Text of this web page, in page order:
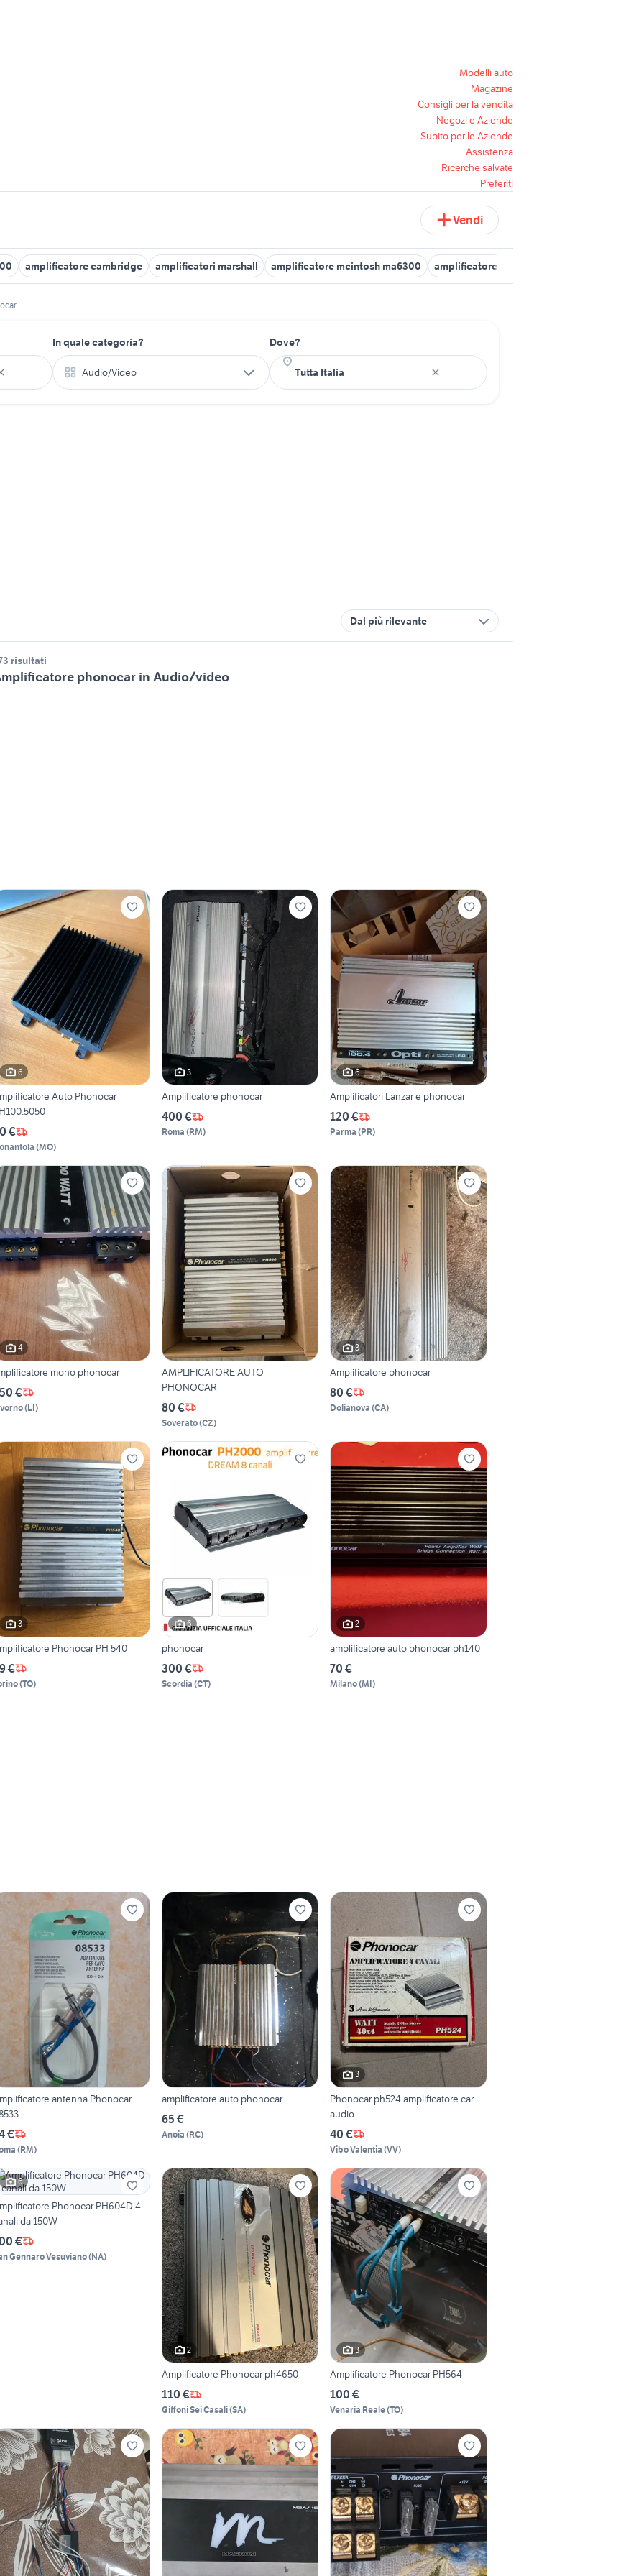
Modelli auto
Magazine
Consigli per la vendita
Negozi e Aziende
Subito per le Aziende
Assistenza
Ricerche salvate
Preferiti
Vendi
amplificatore cambridge amplificatori marshall amplificatore mcintosh ma6300 amplificatore valvolare vintage
In quale categoria?
Audio/Video
Dove?
Dal più rilevante
risultati
phonocar in Audio/video
6
Auto Phonocar
€
(MO)
3
Amplificatore phonocar
400 €
Roma (RM)
6
Amplificatori Lanzar e phonocar
120 €
Parma (PR)
4
mono phonocar
€
(LI)
AMPLIFICATORE AUTO
PHONOCAR
80 €
Soverato(CZ)
3
Amplificatore phonocar
80 €
Dolianova (CA)
3
Phonocar PH 540
€
(TO)
6
phonocar
300 €
Scordia (CT)
2
amplificatore auto phonocar ph140
70 €
Milano(MI)
antenna Phonocar
€
(RM)
amplificatore auto phonocar
65 €
Anoia (RC)
3
Phonocar ph524 amplificatore car
audio
40 €
Vibo Valentia (VV)
6
Phonocar PH604D 4
da 150W
€
Gennaro Vesuviano(NA)
2
Amplificatore Phonocar ph4650
110 €
Giffoni Sei Casali(SA)
3
Amplificatore Phonocar PH564
100 €
Venaria Reale(TO)